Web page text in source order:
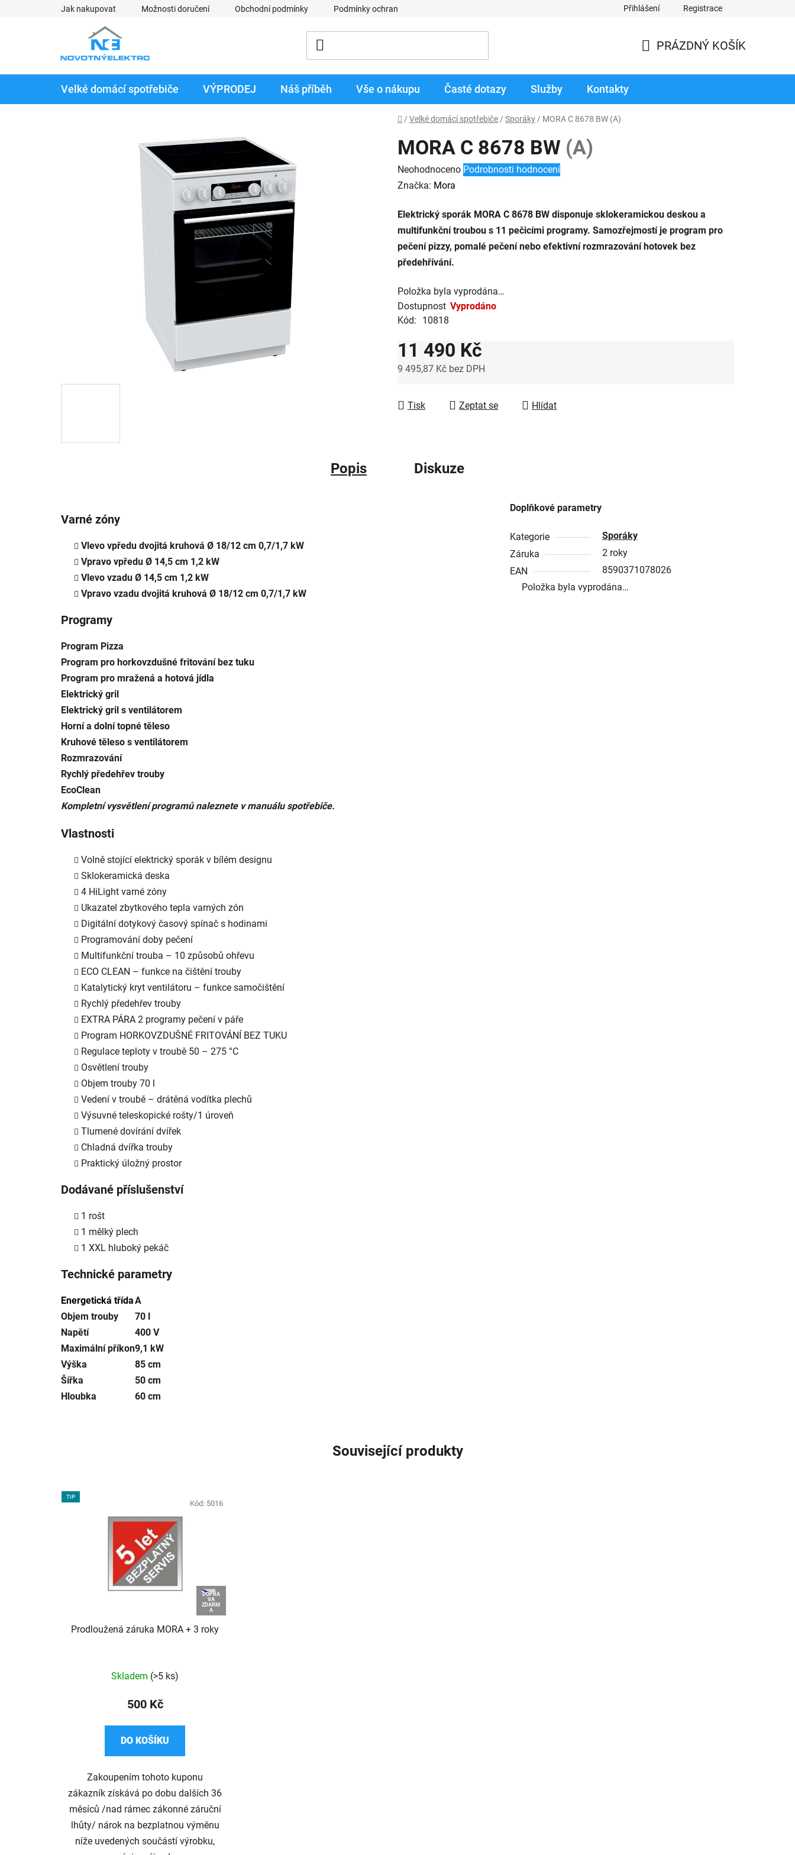
Jak nakupovat Možnosti doručení Obchodní podmínky Podmínky ochrany osobních údajů Obchodní podmínky prodloužené záruky Reklamace zboží v záruční době
Přihlášení Registrace
PRÁZDNÝ KOŠÍK
Velké domácí spotřebiče VÝPRODEJ Náš příběh Vše o nákupu Časté dotazy Služby Kontakty
Domů
/ Velké domácí spotřebiče / Sporáky / MORA C 8678 BW (A)
MORA C 8678 BW (A)
Průměrné
hodnocení
je
0,0
z
5
Neohodnoceno Podrobnosti hodnocení
Značka: Mora
Elektrický sporák MORA C 8678 BW disponuje sklokeramickou deskou a
multifunkční troubou s 11 pečicími programy. Samozřejmostí je program pro
pečení pizzy, pomalé pečení nebo efektivní rozmrazování hotovek bez
předehřívání.
Položka byla vyprodána…
Dostupnost Vyprodáno
Kód:
10818
11 490 Kč
9 495,87 Kč bez DPH
Tisk
Zeptat se Hlídat
Popis Diskuze
Varné zóny
Vlevo vpředu dvojitá kruhová Ø 18/12 cm 0,7/1,7 kW
Vpravo vpředu Ø 14,5 cm 1,2 kW
Vlevo vzadu Ø 14,5 cm 1,2 kW
Vpravo vzadu dvojitá kruhová Ø 18/12 cm 0,7/1,7 kW
Programy
Program Pizza
Program pro horkovzdušné fritování bez tuku
Program pro mražená a hotová jídla
Elektrický gril
Elektrický gril s ventilátorem
Horní a dolní topné těleso
Kruhové těleso s ventilátorem
Rozmrazování
Rychlý předehřev trouby
EcoClean
Kompletní vysvětlení programů naleznete v manuálu spotřebiče.
Vlastnosti
Volně stojící elektrický sporák v bílém designu
Sklokeramická deska
4 HiLight varné zóny
Ukazatel zbytkového tepla varných zón
Digitální dotykový časový spínač s hodinami
Programování doby pečení
Multifunkční trouba – 10 způsobů ohřevu
ECO CLEAN – funkce na čištění trouby
Katalytický kryt ventilátoru – funkce samočištění
Rychlý předehřev trouby
EXTRA PÁRA 2 programy pečení v páře
Program HORKOVZDUŠNÉ FRITOVÁNÍ BEZ TUKU
Regulace teploty v troubě 50 – 275 °C
Osvětlení trouby
Objem trouby 70 l
Vedení v troubě – drátěná vodítka plechů
Výsuvné teleskopické rošty/1 úroveň
Tlumené dovírání dvířek
Chladná dvířka trouby
Praktický úložný prostor
Dodávané příslušenství
1 rošt
1 mělký plech
1 XXL hluboký pekáč
Technické parametry
Energetická třídaA
Objem trouby
70 l
Napětí
400 V
Maximální příkon9,1 kW
Výška
85 cm
Šířka
50 cm
Hloubka
60 cm
Doplňkové parametry
Kategorie
Sporáky
Záruka
2 roky
EAN
8590371078026
Položka byla vyprodána…
Související produkty
TIP
DOPRA
VA
ZDARM
A
Prodloužená záruka MORA + 3 roky
hodnocení
produktu
z
hvězdiček.
Skladem (>5 ks)
500 Kč
DO KOŠÍKU
Zakoupením tohoto kuponu
zákazník získává po dobu dalších 36
měsíců /nad rámec zákonné záruční
lhůty/ nárok na bezplatnou výměnu
níže uvedených součástí výrobku,
Kód: 5016